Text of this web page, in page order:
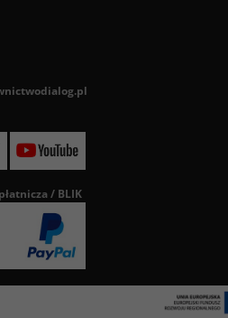
/ BLIK